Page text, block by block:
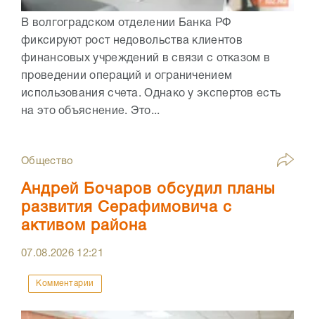
В волгоградском отделении Банка РФ
фиксируют рост недовольства клиентов
финансовых учреждений в связи с отказом в
проведении операций и ограничением
использования счета. Однако у экспертов есть
на это объяснение. Это...
Общество
Андрей Бочаров обсудил планы
развития Серафимовича с
активом района
07.08.2026 12:21
Комментарии